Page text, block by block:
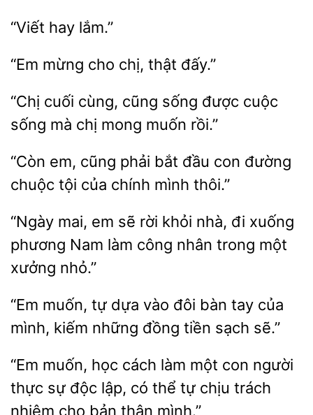
“Em mừng đấy.”
“Chị cuối
cũng sống được cuộc
sống mà
muốn rồi.”
“Còn em, cũng phải đầu
đường
tội của chính mình thôi.”
“Ngày mai, sẽ rời khỏi
đi xuống
phương Nam làm công nhân trong một
nhỏ.”
“Em muốn, dựa vào
bàn tay của
mình, kiếm những đồng tiền sạch
“Em muốn, học cách
con người
thực sự độc lập, có thể tự chịu trách
nhiệm
bản thân mình.”